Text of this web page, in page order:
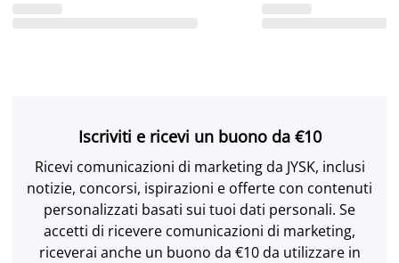
Iscriviti e ricevi un buono da €10
Ricevi comunicazioni di marketing da JYSK, inclusi
notizie, concorsi, ispirazioni e offerte con contenuti
personalizzati basati sui tuoi dati personali. Se
accetti di ricevere comunicazioni di marketing,
riceverai anche un buono da €10 da utilizzare in